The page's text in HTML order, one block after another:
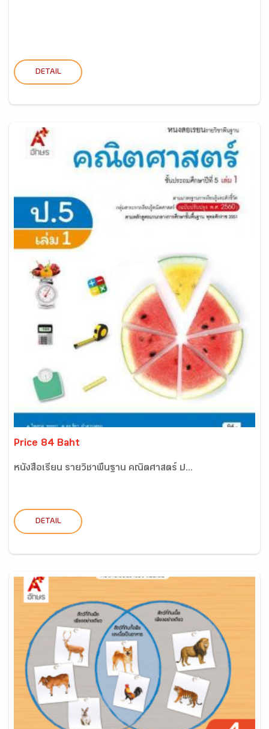
DETAIL
Price 84 Baht
หนังสือเรียน รายวิชาพื้นฐาน คณิตศาสตร์ ป...
DETAIL